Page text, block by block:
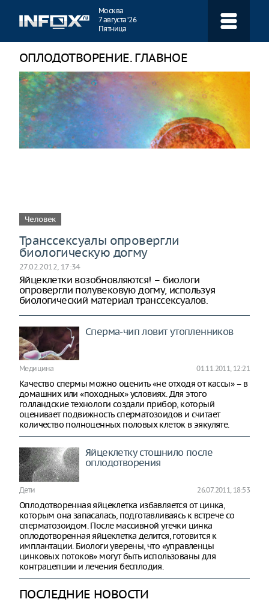
Москва
7 августа ‘26
Пятница
ОПЛОДОТВОРЕНИЕ. ГЛАВНОЕ
Человек
Транссексуалы опровергли
биологическую догму
27.02.2012, 17:34
Яйцеклетки возобновляются! – биологи
опровергли полувековую догму, используя
биологический материал транссексуалов.
Сперма-чип ловит утопленников
Медицина 01.11.2011, 12:21
Качество спермы можно оценить «не отходя от кассы» – в
домашних или «походных» условиях. Для этого
голландские технологи создали прибор, который
оценивает подвижность сперматозоидов и считает
количество полноценных половых клеток в эякуляте.
Яйцеклетку стошнило после
оплодотворения
Дети 26.07.2011, 18:53
Оплодотворенная яйцеклетка избавляется от цинка,
которым она запасалась, подготавливаясь к встрече со
сперматозоидом. После массивной утечки цинка
оплодотворенная яйцеклетка делится, готовится к
имплантации. Биологи уверены, что «управленцы
цинковых потоков» могут быть использованы для
контрацепции и лечения бесплодия.
ПОСЛЕДНИЕ НОВОСТИ